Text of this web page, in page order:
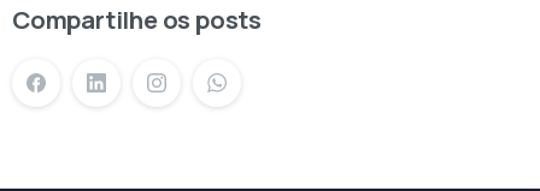
Compartilhe os posts